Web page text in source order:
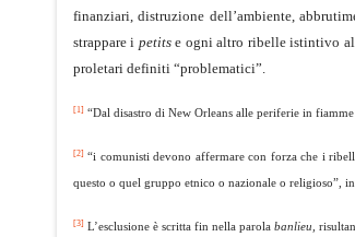
finanziari, distruzione dell’ambiente,
strappare i petitse ogni altro ribelle istintivo
proletari definiti “problematici”.
[1] “Dal disastro di New Orleans alle periferie in
[2] “i comunisti devono affermare con forza che i
questo o quel gruppo etnico o nazionale o religioso”, in
[3] L’esclusione è scritta fin nella parola banlieu,